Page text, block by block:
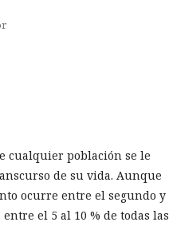
cualquier población se le
de su vida. Aunque
ocurre entre el segundo y
el 5 al 10 % de todas las